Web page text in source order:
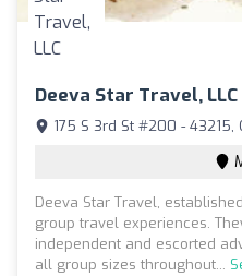
Deeva Star Travel, LLC
175 S 3rd St #200 - 43215,
Deeva Star Travel,
group travel experiences.
independent and escorted
all group sizes throughout...